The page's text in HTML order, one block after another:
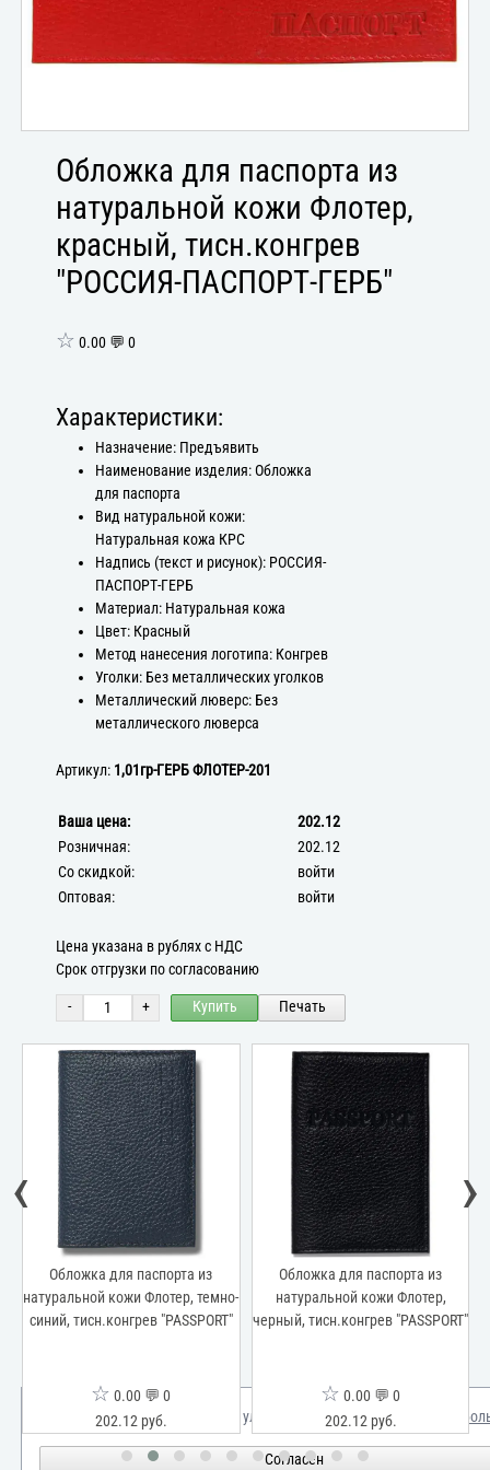
Обложка для паспорта из
натуральной кожи Флотер,
красный, тисн.конгрев
"РОССИЯ-ПАСПОРТ-ГЕРБ"
☆ 0.00 💬 0
Характеристики:
Назначение: Предъявить
Наименование изделия: Обложка
для паспорта
Вид натуральной кожи:
Натуральная кожа КРС
Надпись (текст и рисунок): РОССИЯ-
ПАСПОРТ-ГЕРБ
Материал: Натуральная кожа
Цвет: Красный
Метод нанесения логотипа: Конгрев
Уголки: Без металлических уголков
Металлический люверс: Без
металлического люверса
Артикул: 1,01гр-ГЕРБ ФЛОТЕР-201
Ваша цена:
202.12
Розничная:
202.12
Со скидкой:
войти
Оптовая:
войти
Цена указана в рублях с НДС
Срок отгрузки по согласованию
- + Купить Печать
Обложка для паспорта из
натуральной кожи Флотер, темно-
синий, тисн.конгрев "PASSPORT"
☆ 0.00 💬 0
202.12 руб.
Обложка для паспорта из
натуральной кожи Флотер,
черный, тисн.конгрев "PASSPORT"
☆ 0.00 💬 0
202.12 руб.
‹ ›
Мы используем куки для улучшения вашего опыта. Узнать
Согласен